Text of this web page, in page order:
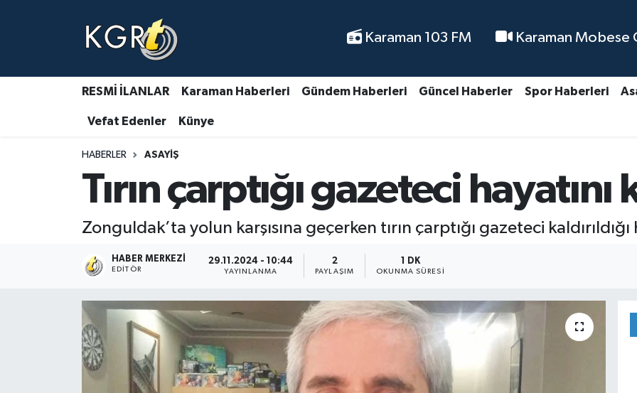
Karaman 103 FM Karaman Mobese
RESMİ İLANLAR Karaman Haberleri Gündem Haberleri Güncel Haberler Spor Haberleri
Vefat Edenler Künye
HABERLER ASAYIŞ
Tırın çarptığı gazeteci
Zonguldak’ta yolun karşısına geçerken tırın çarptığı gazeteci
HABER MERKEZI
EDITÖR
29.11.2024 - 10:44
YAYINLANMA
2
PAYLAŞIM
1 DK
OKUNMA SÜRESI
Karaman Haberleri
Gündem Haberleri
Güncel Haberler
Ulusal Haberler
Vefat Edenler